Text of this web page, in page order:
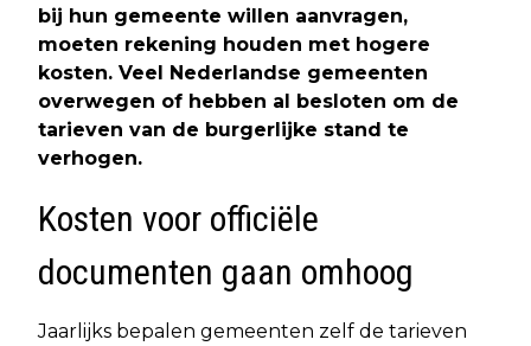
bij hun gemeente willen aanvragen,
moeten rekening houden met hogere
kosten. Veel Nederlandse gemeenten
overwegen of hebben al besloten om de
tarieven van de burgerlijke stand te
verhogen.
Kosten voor officiële
documenten gaan omhoog
Jaarlijks bepalen gemeenten zelf de tarieven